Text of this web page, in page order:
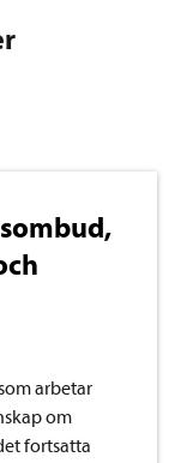
arbetar
om
fortsatta